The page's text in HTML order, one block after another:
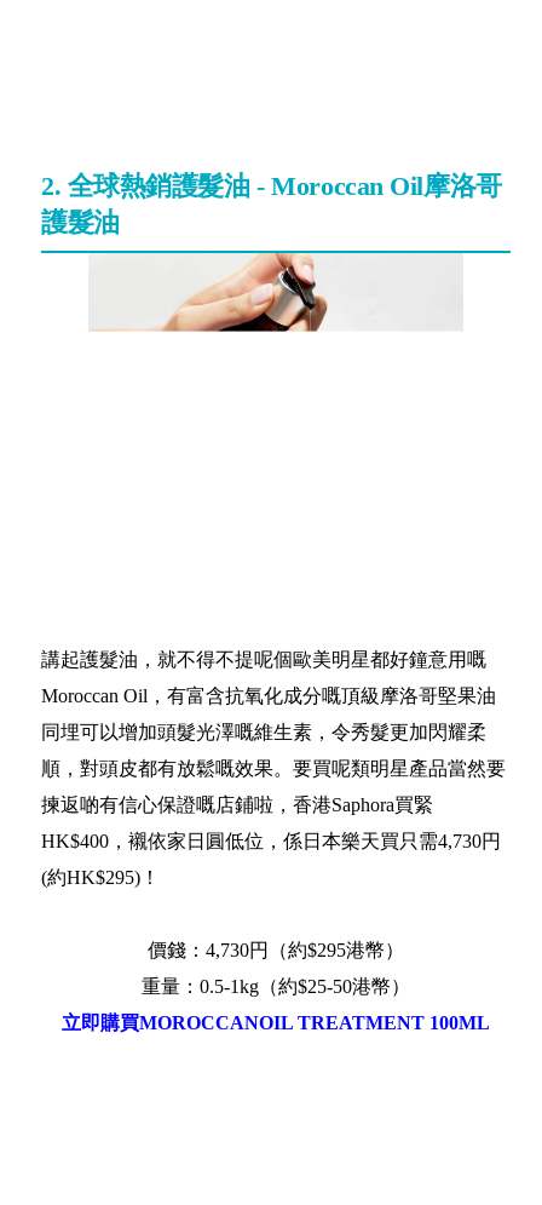
2. 全球熱銷護髮油 - Moroccan Oil摩洛哥
護髮油
講起護髮油，就不得不提呢個歐美明星都好鐘意用嘅
Moroccan Oil，有富含抗氧化成分嘅頂級摩洛哥堅果油
同埋可以增加頭髮光澤嘅維生素，令秀髮更加閃耀柔
順，對頭皮都有放鬆嘅效果。要買呢類明星產品當然要
揀返啲有信心保證嘅店鋪啦，香港Saphora買緊
HK$400，襯依家日圓低位，係日本樂天買只需4,730円
(約HK$295)！
價錢：4,730円（約$295港幣）
重量：0.5-1kg（約$25-50港幣）
立即購買MOROCCANOIL TREATMENT 100ML